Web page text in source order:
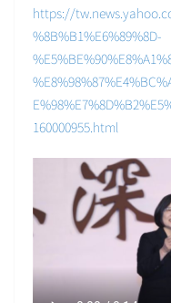
https://
%8B%B1%E6%89%8D-
160000955.html